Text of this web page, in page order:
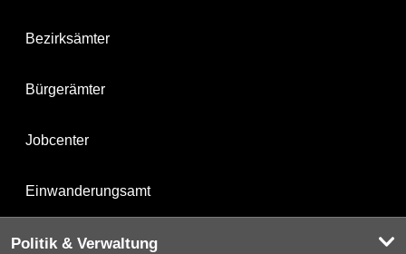
Bezirksämter
Bürgerämter
Jobcenter
Einwanderungsamt
Politik & Verwaltung